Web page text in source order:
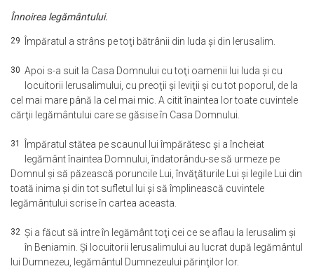
Înnoirea legământului.
29 Împăratul a strâns pe toţi bătrânii din Iuda şi din Ierusalim.
30 Apoi s-a suit la Casa Domnului cu toţi oamenii lui Iuda şi cu
locuitorii Ierusalimului, cu preoţii şi leviţii şi cu tot poporul, de la
cel mai mare până la cel mai mic. A citit înaintea lor toate cuvintele
cărţii legământului care se găsise în Casa Domnului.
31
Împăratul stătea pe scaunul lui împărătesc şi a încheiat
legământ înaintea Domnului, îndatorându-se să urmeze pe
Domnul şi să păzească poruncile Lui, învăţăturile Lui şi legile Lui din
toată inima şi din tot sufletul lui şi să împlinească cuvintele
legământului scrise în cartea aceasta.
32 Şi a făcut să intre în legământ toţi cei ce se aflau la Ierusalim şi
în Beniamin. Şi locuitorii Ierusalimului au lucrat după legământul
lui Dumnezeu, legământul Dumnezeului părinţilor lor.